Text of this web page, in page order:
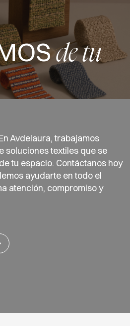
de tu
Avdelaura, trabajamos
soluciones textiles que se
tu espacio. Contáctanos hoy
ayudarte en todo el
atención, compromiso y